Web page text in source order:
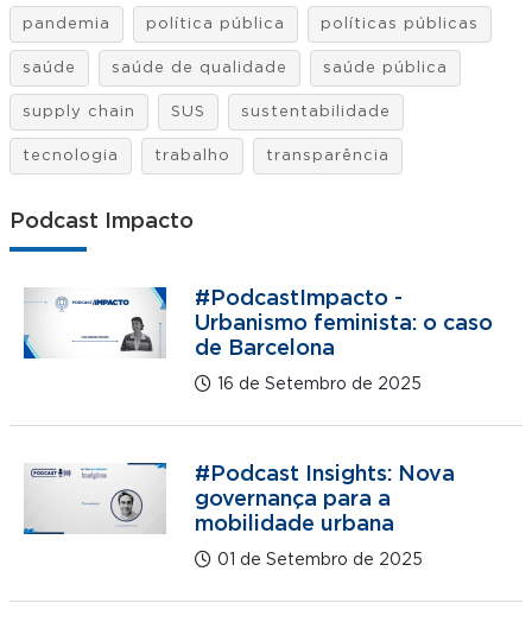
pandemia política pública políticas públicas
saúde saúde de qualidade saúde pública
supply chain SUS sustentabilidade
tecnologia trabalho transparência
Podcast Impacto
#PodcastImpacto -
Urbanismo feminista: o caso
de Barcelona
16 de Setembro de 2025
#Podcast Insights: Nova
governança para a
mobilidade urbana
01 de Setembro de 2025